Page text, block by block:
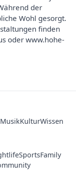
der
Wohl gesorgt.
finden
oder www.hohe-
MusikKulturWissen
SportsFamily